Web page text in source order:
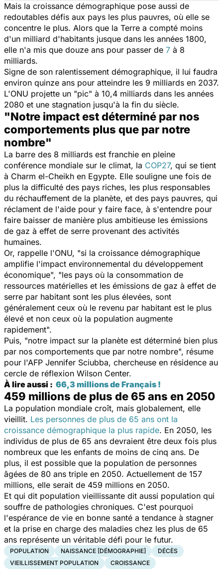
Mais la croissance démographique pose aussi de
redoutables défis aux pays les plus pauvres, où elle se
concentre le plus. Alors que la Terre a compté moins
d'un milliard d'habitants jusque dans les années 1800,
elle n'a mis que douze ans pour passer de 7 à 8
milliards.
Signe de son ralentissement démographique, il lui faudra
environ quinze ans pour atteindre les 9 milliards en 2037.
L'ONU projette un "pic" à 10,4 milliards dans les années
2080 et une stagnation jusqu'à la fin du siècle.
"Notre impact est déterminé par nos
comportements plus que par notre
nombre"
La barre des 8 milliards est franchie en pleine
conférence mondiale sur le climat, la COP27, qui se tient
à Charm el-Cheikh en Egypte. Elle souligne une fois de
plus la difficulté des pays riches, les plus responsables
du réchauffement de la planète, et des pays pauvres, qui
réclament de l'aide pour y faire face, à s'entendre pour
faire baisser de manière plus ambitieuse les émissions
de gaz à effet de serre provenant des activités
humaines.
Or, rappelle l'ONU, "si la croissance démographique
amplifie l'impact environnemental du développement
économique", "les pays où la consommation de
ressources matérielles et les émissions de gaz à effet de
serre par habitant sont les plus élevées, sont
généralement ceux où le revenu par habitant est le plus
élevé et non ceux où la population augmente
rapidement".
Puis, "notre impact sur la planète est déterminé bien plus
par nos comportements que par notre nombre", résume
pour l'AFP Jennifer Sciubba, chercheuse en résidence au
cercle de réflexion Wilson Center.
À lire aussi : 66,3 millions de Français !
459 millions de plus de 65 ans en 2050
La population mondiale croît, mais globalement, elle
vieillit. Les personnes de plus de 65 ans ont la
croissance démographique la plus rapide. En 2050, les
individus de plus de 65 ans devraient être deux fois plus
nombreux que les enfants de moins de cinq ans. De
plus, il est possible que la population de personnes
âgées de 80 ans triple en 2050. Actuellement de 157
millions, elle serait de 459 millions en 2050.
Et qui dit population vieillissante dit aussi population qui
souffre de pathologies chroniques. C'est pourquoi
l'espérance de vie en bonne santé a tendance à stagner
et la prise en charge des maladies chez les plus de 65
ans représente un véritable défi pour le futur.
POPULATION NAISSANCE [DÉMOGRAPHIE]
DÉCÈS
VIEILLISSEMENT POPULATION
CROISSANCE